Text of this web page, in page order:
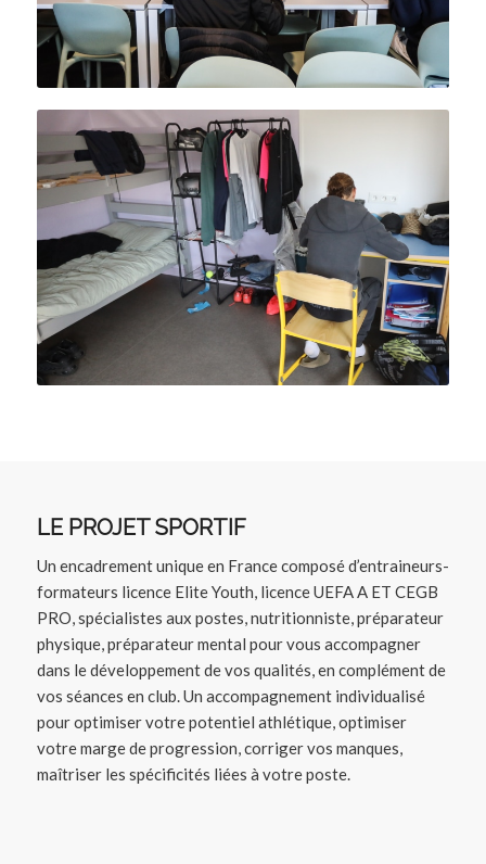
LE PROJET SPORTIF
Un encadrement unique en France composé d’entraineurs-
formateurs licence Elite Youth, licence UEFA A ET CEGB
PRO, spécialistes aux postes, nutritionniste, préparateur
physique, préparateur mental pour vous accompagner
dans le développement de vos qualités, en complément de
vos séances en club. Un accompagnement individualisé
pour optimiser votre potentiel athlétique, optimiser
votre marge de progression, corriger vos manques,
maîtriser les spécificités liées à votre poste.